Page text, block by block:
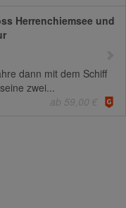
Herrenchiemsee und
dann mit dem Schiff
zwei...
ab 59,00 €